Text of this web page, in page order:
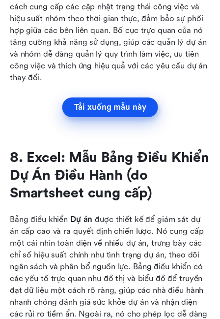
cách cung cấp các cập nhật trạng thái công việc và
hiệu suất nhóm theo thời gian thực, đảm bảo sự phối
hợp giữa các bên liên quan. Bố cục trực quan của nó
tăng cường khả năng sử dụng, giúp các quản lý dự án
và nhóm dễ dàng quản lý quy trình làm việc, ưu tiên
công việc và thích ứng hiệu quả với các yêu cầu dự án
thay đổi.
Tải xuống mẫu này
8. Excel: Mẫu Bảng Điều Khiển
Dự Án Điều Hành (do
Smartsheet cung cấp)
Bảng điều khiển Dự án được thiết kế để giám sát dự
án cấp cao và ra quyết định chiến lược. Nó cung cấp
một cái nhìn toàn diện về nhiều dự án, trưng bày các
chỉ số hiệu suất chính như tình trạng dự án, theo dõi
ngân sách và phân bổ nguồn lực. Bảng điều khiển có
các yếu tố trực quan như đồ thị và biểu đồ để truyền
đạt dữ liệu một cách rõ ràng, giúp các nhà điều hành
nhanh chóng đánh giá sức khỏe dự án và nhận diện
các rủi ro tiềm ẩn. Ngoài ra, nó cho phép lọc dễ dàng